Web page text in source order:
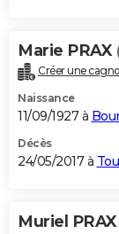
Marie PRAX
Créer une
Naissance
11/09/1927 à
Décès
24/05/2017 à
Muriel PRAX